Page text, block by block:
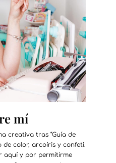
mí
creativa tras “Guía de
de color, arcoíris y confeti.
aquí y por permitirme